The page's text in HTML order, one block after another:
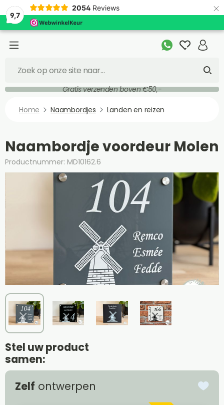
9,7
2054 Reviews ×
Gratis verzenden boven €50,-
Home Naambordjes Landen en reizen
Naambordje voordeur Molen
Productnummer: MD10162.6
Stel uw product
samen:
Zelf ontwerpen